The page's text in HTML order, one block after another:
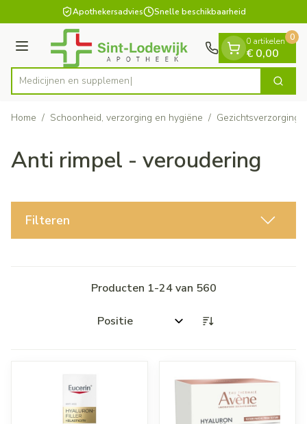
Ga naar de inhoudApothekersadvies Snelle beschikbaarheid
Menu
Product, merk, categorie...
Med Zoek
0 artikelen
€ 0,00
0
Home / Schoonheid, verzorging en hygiëne / Gezichtsverzorging
Anti rimpel - veroudering
Filteren
Producten 1-24van 560
Sorteer op: